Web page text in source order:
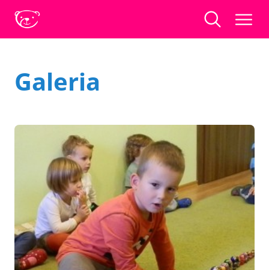
Galeria